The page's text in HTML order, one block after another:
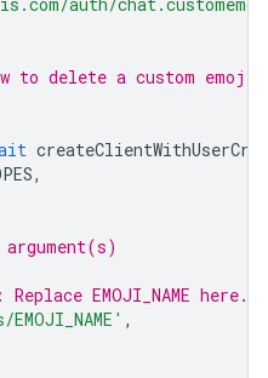
to delete a custom
,
EMOJI_NAME here.
,